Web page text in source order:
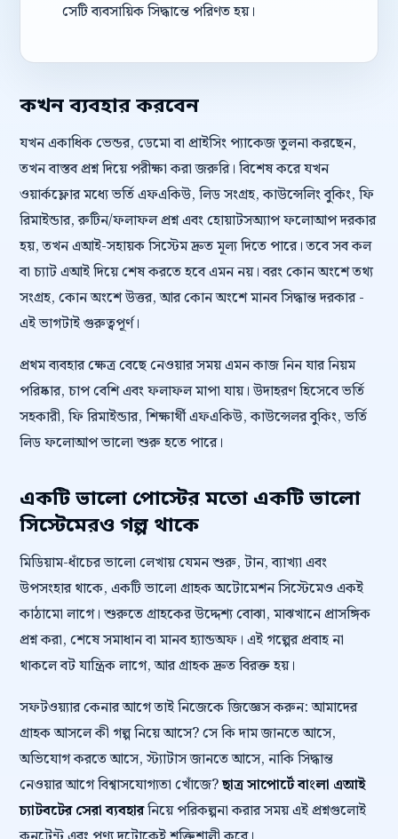
সেটি ব্যবসায়িক সিদ্ধান্তে পরিণত হয়।
কখন ব্যবহার করবেন
যখন একাধিক ভেন্ডর, ডেমো বা প্রাইসিং প্যাকেজ তুলনা করছেন,
তখন বাস্তব প্রশ্ন দিয়ে পরীক্ষা করা জরুরি। বিশেষ করে যখন
ওয়ার্কফ্লোর মধ্যে ভর্তি এফএকিউ, লিড সংগ্রহ, কাউন্সেলিং বুকিং, ফি
রিমাইন্ডার, রুটিন/ফলাফল প্রশ্ন এবং হোয়াটসঅ্যাপ ফলোআপ দরকার
হয়, তখন এআই-সহায়ক সিস্টেম দ্রুত মূল্য দিতে পারে। তবে সব কল
বা চ্যাট এআই দিয়ে শেষ করতে হবে এমন নয়। বরং কোন অংশে তথ্য
সংগ্রহ, কোন অংশে উত্তর, আর কোন অংশে মানব সিদ্ধান্ত দরকার -
এই ভাগটাই গুরুত্বপূর্ণ।
প্রথম ব্যবহার ক্ষেত্র বেছে নেওয়ার সময় এমন কাজ নিন যার নিয়ম
পরিষ্কার, চাপ বেশি এবং ফলাফল মাপা যায়। উদাহরণ হিসেবে ভর্তি
সহকারী, ফি রিমাইন্ডার, শিক্ষার্থী এফএকিউ, কাউন্সেলর বুকিং, ভর্তি
লিড ফলোআপ ভালো শুরু হতে পারে।
একটি ভালো পোস্টের মতো একটি ভালো
সিস্টেমেরও গল্প থাকে
মিডিয়াম-ধাঁচের ভালো লেখায় যেমন শুরু, টান, ব্যাখ্যা এবং
উপসংহার থাকে, একটি ভালো গ্রাহক অটোমেশন সিস্টেমেও একই
কাঠামো লাগে। শুরুতে গ্রাহকের উদ্দেশ্য বোঝা, মাঝখানে প্রাসঙ্গিক
প্রশ্ন করা, শেষে সমাধান বা মানব হ্যান্ডঅফ। এই গল্পের প্রবাহ না
থাকলে বট যান্ত্রিক লাগে, আর গ্রাহক দ্রুত বিরক্ত হয়।
সফটওয়্যার কেনার আগে তাই নিজেকে জিজ্ঞেস করুন: আমাদের
গ্রাহক আসলে কী গল্প নিয়ে আসে? সে কি দাম জানতে আসে,
অভিযোগ করতে আসে, স্ট্যাটাস জানতে আসে, নাকি সিদ্ধান্ত
নেওয়ার আগে বিশ্বাসযোগ্যতা খোঁজে?ছাত্র সাপোর্টে বাংলা এআই
চ্যাটবটের সেরা ব্যবহারনিয়ে পরিকল্পনা করার সময় এই প্রশ্নগুলোই